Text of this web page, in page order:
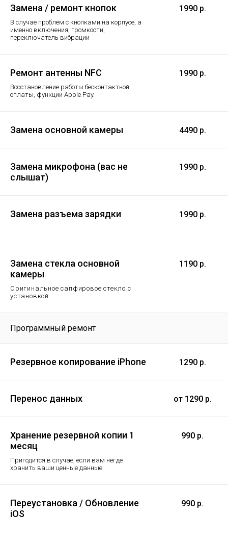
Замена / ремонт кнопок
В случае проблем с кнопками на корпусе, а
именно включения, громкости,
переключатель вибрации
1990 р.
Ремонт антенны NFC
Восстановление работы бесконтактной
оплаты, функции Apple Pay.
1990 р.
Замена основной камеры 4490 р.
Замена микрофона (вас не
слышат)
1990 р.
Замена разъема зарядки 1990 р.
Замена стекла основной
камеры
Оригинальное сапфировое стекло с
установкой
1190 р.
Программный ремонт
Резервное копирование iPhone 1290 р.
Перенос данных от 1290 р.
Хранение резервной копии 1
месяц
Пригодится в случае, если вам негде
хранить ваши ценные данные
990 р.
Переустановка / Обновление
iOS
990 р.